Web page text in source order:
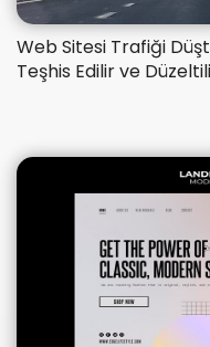
​Web Sitesi Trafiği
Teşhis Edilir ve